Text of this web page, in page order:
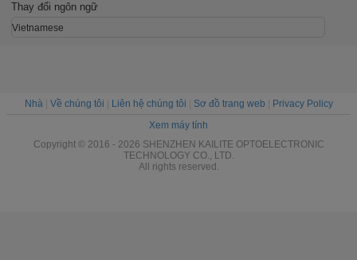
Thay đổi ngôn ngữ
Vietnamese
Nhà| Về chúng tôi Liên hệ chúng tôi Sơ đồ trang web
Privacy Policy
Xem máy tính
Copyright © 2016 - 2026 SHENZHEN KAILITE OPTOELECTRONIC
TECHNOLOGY CO., LTD.
All rights reserved.